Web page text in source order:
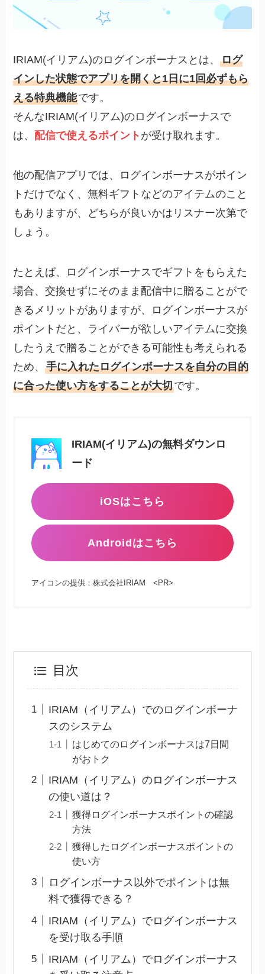
IRIAM(イリアム)のログインボーナスとは、ログ
インした状態でアプリを開くと1日に1回必ずもら
える特典機能です。
そんなIRIAM(イリアム)のログインボーナスで
は、配信で使えるポイント が受け取れます。
他の配信アプリでは、ログインボーナスがポイン
トだけでなく、無料ギフトなどのアイテムのこと
もありますが、どちらが良いかはリスナー次第で
しょう。
たとえば、ログインボーナスでギフトをもらえた
場合、交換せずにそのまま配信中に贈ることがで
きるメリットがありますが、ログインボーナスが
ポイントだと、ライバーが欲しいアイテムに交換
したうえで贈ることができる可能性も考えられる
ため、手に入れたログインボーナスを自分の目的
に合った使い方をすることが大切です。
IRIAM(イリアム)の無料ダウンロ
ード
iOSはこちら
Androidはこちら
アイコンの提供：株式会社IRIAM <PR>
目次
IRIAM（イリアム）でのログインボーナ
スのシステム
はじめてのログインボーナスは7日間
がおトク
IRIAM（イリアム）のログインボーナス
の使い道は？
獲得ログインボーナスポイントの確認
方法
獲得したログインボーナスポイントの
使い方
ログインボーナス以外でポイントは無
料で獲得できる？
IRIAM（イリアム）でログインボーナス
を受け取る手順
IRIAM（イリアム）でログインボーナス